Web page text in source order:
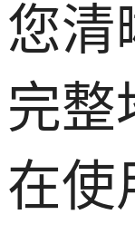
您清
完整
在使